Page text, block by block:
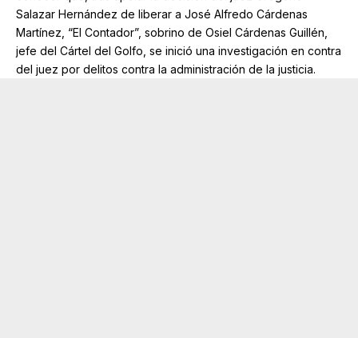
Salazar Hernández de liberar a José Alfredo Cárdenas
Martínez, “El Contador”, sobrino de Osiel Cárdenas Guillén,
jefe del Cártel del Golfo, se inició una investigación en contra
del juez por delitos contra la administración de la justicia.